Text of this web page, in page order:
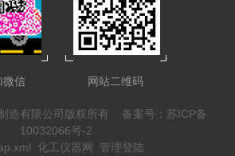
微信 网站二维码
造有限公司版权所有 备案号：苏ICP备
10032066号-2
化工仪器网 管理登陆